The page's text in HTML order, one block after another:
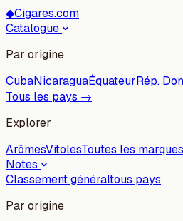
◆Cigares.com
Catalogue
Par origine
CubaNicaraguaÉquateurRép.
Tous les pays →
Explorer
ArômesVitolesToutes les marques
Notes
Classement généraltous pays
Par origine